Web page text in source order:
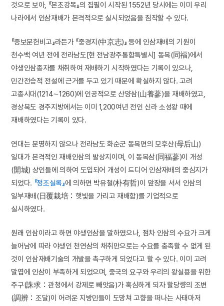
것으로 보아, 『본초강목』의 집필이 시작된 1552년 당시에는 이미 우리
나라에서 인삼재배가 본격적으로 실시되었음을 짐작할 수 있다.
『증보문헌비고』라든가 『중경지(中京志)』 등에 인삼재배의 기원이
천수백 여년 전에 전라남도[현 전남광주통합특별시] 동복(同福)에서
야생인삼종자를 채취하여 재배하기 시작하였다는 기록이 있으나,
민간전승적 전설에 근거를 두고 있기 때문에 확실하지 않다. 고려
고종시대(1214∼1260)에 인공적으로 산양삼(山養蔘)을 재배하였고,
경상북도 경주지방에서는 이미 1,200여년 전인 신라 소성왕 때에
재배하였다는 기록이 있다.
연대는 분명하지 않으나 전라남도 화순군 동복면의 모후산(母后山)
일대가 본격적인 재배인삼의 발상지이며, 이 동복삼(同福蔘)이 개성
(開城) 상인들에 의하여 도입되어 개성이 드디어 인삼재배의 중심지가
되었다. 『정조실록』에 의하면 박유철(朴有哲)이 앞장을 서서 인삼의
일부재배(日覆栽培：햇빛을 가리고 재배함)를 기업적으로
실시하였다.
원래 인삼이라고 하면 야생인삼을 말하였으나, 점차 인삼의 수요가 크게
늘어남에 따라 야생인 천연삼의 채취만으로는 수요를 충족할 수 없게 된
것이 인삼재배기술의 개발을 촉구하게 되었다고 할 수 있다. 이미 고려
말엽에 인삼이 부족하게 되었으며, 중국의 요구와 우리의 왕실용을 위한
주구(誅求：관청에서 강제로 빼앗음)가 혹심하게 되자 할당량의 조변
(調辨：조달)이 어려운 지방민들이 도망쳐 고향을 떠나는 사태마저